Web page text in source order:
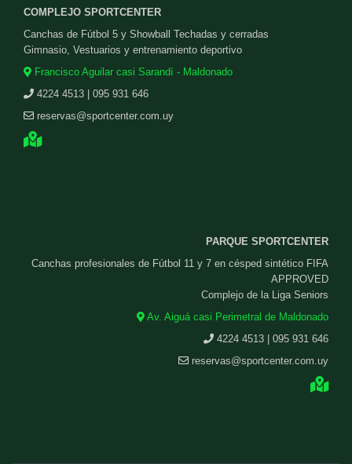
COMPLEJO SPORTCENTER
Canchas de Fútbol 5 y Showball Techadas y cerradas
Gimnasio, Vestuarios y entrenamiento deportivo
Francisco Aguilar casi Sarandí - Maldonado
4224 4513 | 095 931 646
reservas@sportcenter.com.uy
PARQUE SPORTCENTER
Canchas profesionales de Fútbol 11 y 7 en césped sintético FIFA
APPROVED
Complejo de la Liga Seniors
Av. Aiguá casi Perimetral de Maldonado
4224 4513 | 095 931 646
reservas@sportcenter.com.uy